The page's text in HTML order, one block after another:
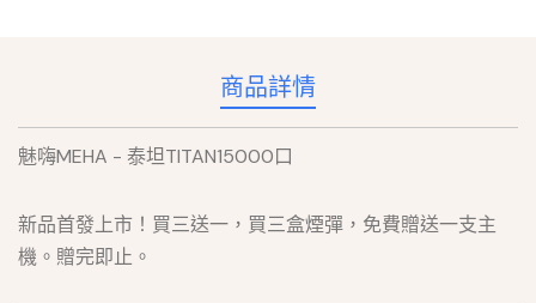
商品詳情
魅嗨MEHA - 泰坦TITAN15000口
新品首發上市！買三送一，買三盒煙彈，免費贈送一支主
機。贈完即止。